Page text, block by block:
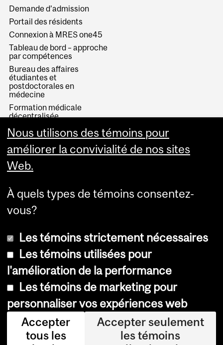
Demande d’admission
Portail des résidents
Connexion à MRES one45
Tableau de bord – approche
par compétences
Bureau des affaires
étudiantes et
postdoctorales en
médecine
Formation médicale
décentralisée
Études médicales de
premier cycle
© Université McGill, 2026
Accessibilité
Avis sur les témoins
Paramètres des témoins
Nous utilisons des témoins pour
améliorer la convivialité de nos sites
Web.
À quels types de témoins consentez-
vous?
Les témoins strictement nécessaires
Les témoins utilisées pour
l'amélioration de la performance
Les témoins de marketing pour
personnaliser vos expériences web
Accepter
tous les
Accepter seulement
les témoins